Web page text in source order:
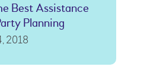
Best Assistance
Planning
2018